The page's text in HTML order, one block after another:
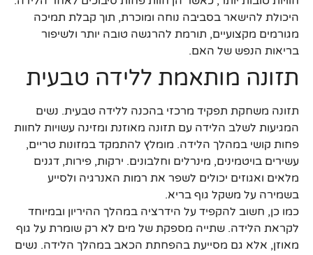
היכולת להישאר בסביבה נוחה ומוכרת, תוך קבלת תמיכה
מגורמים מקצועיים, תורמת להרגשה טובה יותר ולשיפור
בריאות הנפש של האם.
תזונה מותאמת ללידה טבעית
תזונה משחקת תפקיד מרכזי בהכנה ללידה טבעית. נשים
המגיעות לשלב הלידה עם תזונה מאוזנת ומזינה עשויות לחוות
פחות קושי במהלך הלידה. מומלץ להתמקד במזונות טריים,
עשירים בויטמינים, מינרלים וחלבונים. ירקות, פירות, דגנים
מלאים ואגוזים יכולים לשפר את רמות האנרגיה ולסייע
בשמירה על משקל גוף בריא.
כמו כן, חשוב להקפיד על הידרציה במהלך ההיריון ובמיוחד
לקראת הלידה. שתייה מספקת של מים לא רק שומרת על גוף
מאוזן, אלא גם מסייעת בהפחתת הכאב במהלך הלידה. נשים